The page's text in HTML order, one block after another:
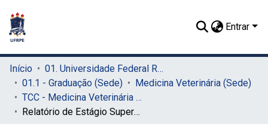
Entrar
Início
01. Universidade Federal Rural de Pernambuco - UFRPE (Sede)
01.1 - Graduação (Sede)
Medicina Veterinária (Sede)
TCC - Medicina Veterinária (Sede)
Relatório de Estágio Supervisionado (ESO), realizado na Agência de Defesa e Fiscalização Agropecuária do Estado de Pernambuco - ADAGRO e na Vigilância em Saúde do município de Olinda - PE